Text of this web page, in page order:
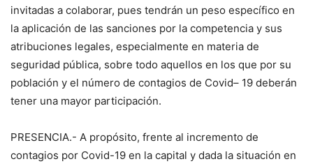
invitadas a colaborar, pues tendrán un peso específico en
la aplicación de las sanciones por la competencia y sus
atribuciones legales, especialmente en materia de
seguridad pública, sobre todo aquellos en los que por su
población y el número de contagios de Covid– 19 deberán
tener una mayor participación.
PRESENCIA.- A propósito, frente al incremento de
contagios por Covid-19 en la capital y dada la situación en